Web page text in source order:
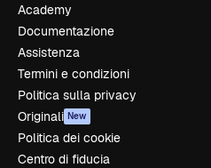
Academy
Documentazione
Assistenza
Termini e condizioni
Politica sulla privacy
Originali New
Politica dei cookie
Centro di fiducia